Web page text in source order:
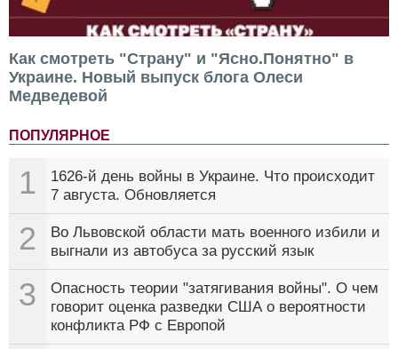
Как смотреть "Страну" и "Ясно.Понятно" в
Украине. Новый выпуск блога Олеси
Медведевой
ПОПУЛЯРНОЕ
1
1626-й день войны в Украине. Что происходит
7 августа. Обновляется
2
Во Львовской области мать военного избили и
выгнали из автобуса за русский язык
3
Опасность теории "затягивания войны". О чем
говорит оценка разведки США о вероятности
конфликта РФ с Европой